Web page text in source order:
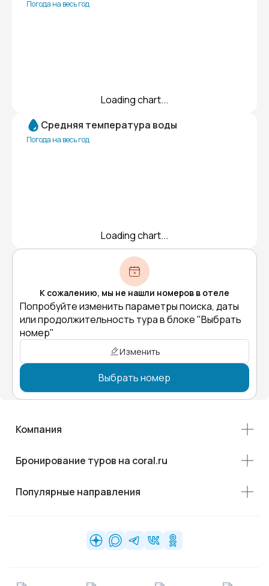
Погода на весь год
Loading chart...
Средняя температура воды
Погода на весь год
Loading chart...
К сожалению, мы не нашли номеров в отеле
Попробуйте изменить параметры поиска, даты
или продолжительность тура в блоке "Выбрать
номер"
Изменить
Выбрать номер
Компания
Бронирование туров на coral.ru
Популярные направления